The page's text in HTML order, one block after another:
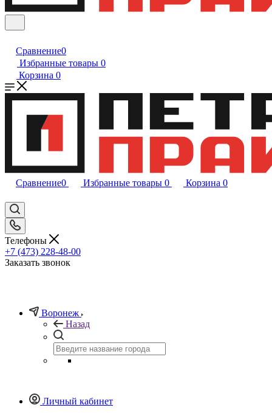
Сравнение0
Избранные товары 0
Корзина 0
Сравнение0 Избранные товары 0 Корзина 0
Телефоны
+7 (473) 228-48-00
Заказать звонок
Воронеж
Назад
Личный кабинет